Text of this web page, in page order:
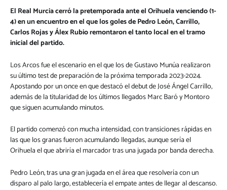
El Real Murcia cerró la pretemporada ante el Orihuela venciendo (1-
4) en un encuentro en el que los goles de Pedro León, Carrillo,
Carlos Rojas y Álex Rubio remontaron el tanto local en el tramo
inicial del partido.
Los Arcos fue el escenario en el que los de Gustavo Munúa realizaron
su último test de preparación de la próxima temporada 2023-2024.
Apostando por un once en que destacó el debut de José Ángel Carrillo,
además de la titularidad de los últimos llegados Marc Baró y Montoro
que siguen acumulando minutos.
El partido comenzó con mucha intensidad, con transiciones rápidas en
las que los granas fueron acumulando llegadas, aunque sería el
Orihuela el que abriría el marcador tras una jugada por banda derecha.
Pedro León, tras una gran jugada en el área que resolvería con un
disparo al palo largo, establecería el empate antes de llegar al descanso.